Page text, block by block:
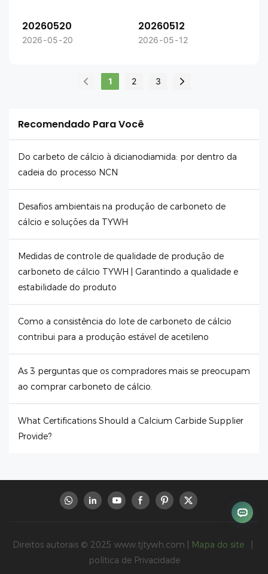
20260520
2026 05 20
20260512
2026 05 12
1 2 3
Recomendado Para Você
Do carbeto de cálcio à dicianodiamida: por dentro da
cadeia do processo NCN
Desafios ambientais na produção de carboneto de
cálcio e soluções da TYWH
Medidas de controle de qualidade de produção de
carboneto de cálcio TYWH | Garantindo a qualidade e
estabilidade do produto
Como a consistência do lote de carboneto de cálcio
contribui para a produção estável de acetileno
As 3 perguntas que os compradores mais se preocupam
ao comprar carboneto de cálcio.
What Certifications Should a Calcium Carbide Supplier
Provide?
Direitos autorais © 2025 www.tjtywh.com Mapa do site
política de Privacidade